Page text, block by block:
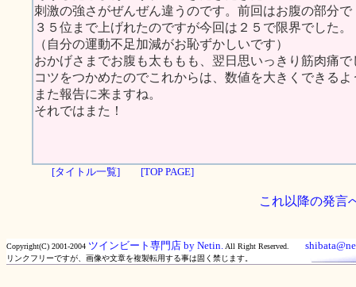
刺激の強さがぜんぜん違うのです。前回はお腹の部分で
３５位まで上げれたのですが今回は２５で限界でした。
（自分の運動不足加減がお恥ずかしいです）
おかげさまでお腹も太ももも、翌日思いっきり筋肉痛で
コツをつかめたのでこれからは、数値を大きくできる
また報告に来ますね。
それではまた！
[タイトル一覧] [TOP PAGE]
これ以降の発言
Copyright(C) 2001-2004 ツインビート専門店 by Netin. All Right Reserved.
リンクフリーですが、画像や文章を複製転用する事は固く禁じます。